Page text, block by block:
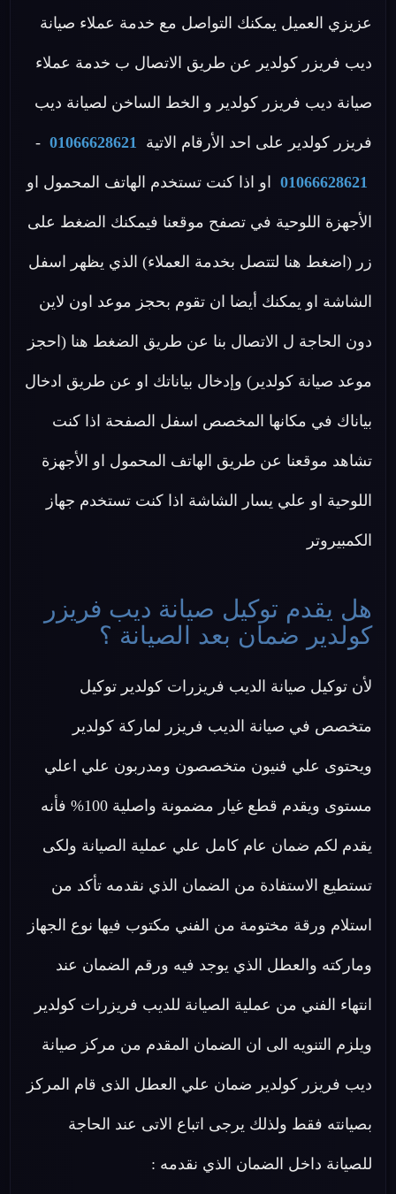
عزيزي العميل يمكنك التواصل مع خدمة عملاء صيانة
ديب فريزر كولدير عن طريق الاتصال ب خدمة عملاء
صيانة ديب فريزر كولدير و الخط الساخن لصيانة ديب
فريزر كولدير على احد الأرقام الاتية 01066628621
-
01066628621 او اذا كنت تستخدم الهاتف المحمول او
الأجهزة اللوحية في تصفح موقعنا فيمكنك الضغط على
زر (اضغط هنا لتتصل بخدمة العملاء) الذي يظهر اسفل
الشاشة او يمكنك أيضا ان تقوم بحجز موعد اون لاين
دون الحاجة ل الاتصال بنا عن طريق الضغط هنا (احجز
موعد صيانة كولدير) وإدخال بياناتك او عن طريق ادخال
بياناك في مكانها المخصص اسفل الصفحة اذا كنت
تشاهد موقعنا عن طريق الهاتف المحمول او الأجهزة
اللوحية او علي يسار الشاشة اذا كنت تستخدم جهاز
الكمبيروتر
هل يقدم توكيل صيانة ديب فريزر
كولدير ضمان بعد الصيانة ؟
لأن توكيل صيانة الديب فريزرات كولدير توكيل
متخصص في صيانة الديب فريزر لماركة كولدير
ويحتوى علي فنيون متخصصون ومدربون علي اعلي
مستوى ويقدم قطع غيار مضمونة واصلية 100% فأنه
يقدم لكم ضمان عام كامل علي عملية الصيانة ولكى
تستطيع الاستفادة من الضمان الذي نقدمه تأكد من
استلام ورقة مختومة من الفني مكتوب فيها نوع الجهاز
وماركته والعطل الذي يوجد فيه ورقم الضمان عند
انتهاء الفني من عملية الصيانة للديب فريزرات كولدير
ويلزم التنويه الى ان الضمان المقدم من مركز صيانة
ديب فريزر كولدير ضمان علي العطل الذى قام المركز
بصيانته فقط ولذلك يرجى اتباع الاتى عند الحاجة
للصيانة داخل الضمان الذي نقدمه :